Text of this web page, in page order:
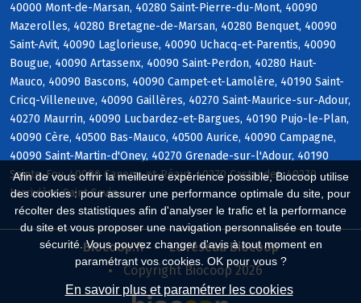
Afin de vous offrir la meilleure expérience possible, Biocoop utilise
des cookies : pour assurer une performance optimale du site, pour
récolter des statistiques afin d'analyser le trafic et la performance
du site et vous proposer une navigation personnalisée en toute
sécurité. Vous pouvez changer d'avis à tout moment en
paramétrant vos cookies. OK pour vous ?
En savoir plus et paramétrer les cookies
40000 Mont-de-Marsan, 40280 Saint-Pierre-du-Mont, 40090
Mazerolles, 40280 Bretagne-de-Marsan, 40280 Benquet, 40090
Saint-Avit, 40090 Laglorieuse, 40090 Uchacq-et-Parentis, 40090
Bougue, 40090 Artassenx, 40090 Saint-Perdon, 40280 Haut-
Mauco, 40090 Bascons, 40090 Campet-et-Lamolère, 40190 Saint-
Cricq-Villeneuve, 40090 Gaillères, 40270 Saint-Maurice-sur-Adour,
40270 Maurrin, 40090 Lucbardez-et-Bargues, 40190 Pujo-le-Plan,
40090 Cère, 40500 Bas-Mauco, 40500 Aurice, 40090 Campagne,
40090 Saint-Martin-d'Oney, 40270 Grenade-sur-l'Adour, 40190
Sainte-Foy, 40090 Canenx-et-Réaut, 40270 Castandet, 40270
Larrivière-Saint-Savin
Biocoop.fr
Le réseau Biocoop
Copyright Biocoop 2026